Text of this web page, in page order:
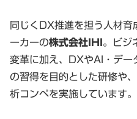
同じくDX推進を担う人材育
ーカーの株式会社IHI 。ビジ
変革に加え、DXやAI・デー
の習得を目的とした研修や
析コンペを実施しています。